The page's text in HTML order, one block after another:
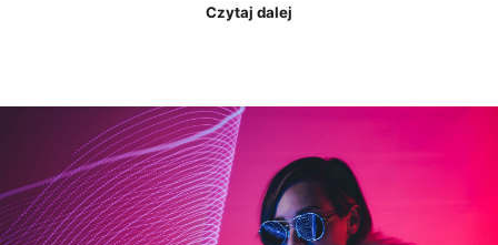
Czytaj dalej